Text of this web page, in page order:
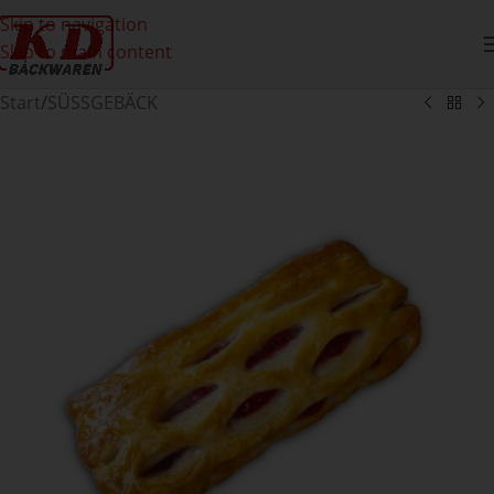
Skip to navigation
Skip to main content
Start/SÜSSGEBÄCK